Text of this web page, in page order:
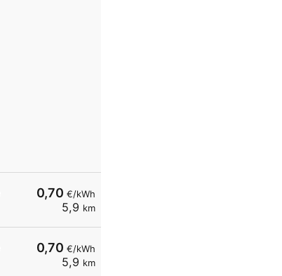
0,70 €/kWh
5,9 km
0,70 €/kWh
5,9 km